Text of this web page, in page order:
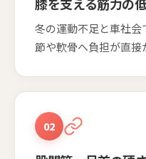
冬の運動不足と車社
節や軟骨へ負担が直接
02